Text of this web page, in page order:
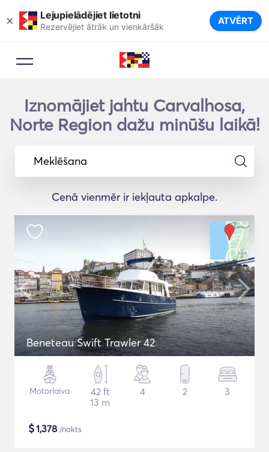
× Lejupielādējiet lietotni
Rezervējiet ātrāk un vienkāršāk ATVĒRT
Iznomājiet jahtu Carvalhosa,
Norte Region dažu minūšu laikā!
Meklēšana
Cenā vienmēr ir iekļauta apkalpe.
Beneteau Swift Trawler 42
Motorlaiva
42 ft
13 m
4 2 3
$1,378 /nakts